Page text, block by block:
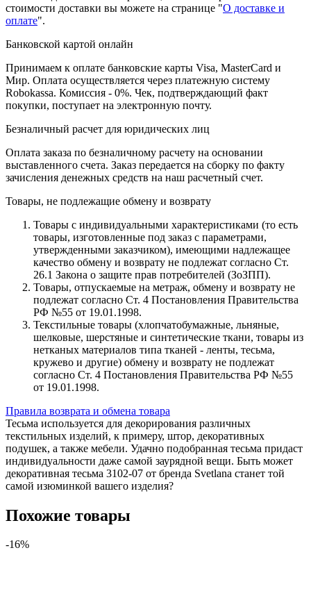
стоимости доставки вы можете на странице "О доставке и
оплате".
Банковской картой онлайн
Принимаем к оплате банковские карты Visa, MasterCard и
Мир. Оплата осуществляется через платежную систему
Robokassa. Комиссия - 0%. Чек, подтверждающий факт
покупки, поступает на электронную почту.
Безналичный расчет для юридических лиц
Оплата заказа по безналичному расчету на основании
выставленного счета. Заказ передается на сборку по факту
зачисления денежных средств на наш расчетный счет.
Товары, не подлежащие обмену и возврату
Товары с индивидуальными характеристиками (то есть
товары, изготовленные под заказ с параметрами,
утвержденными заказчиком), имеющими надлежащее
качество обмену и возврату не подлежат согласно Ст.
26.1 Закона о защите прав потребителей (ЗоЗПП).
Товары, отпускаемые на метраж, обмену и возврату не
подлежат согласно Ст. 4 Постановления Правительства
РФ №55 от 19.01.1998.
Текстильные товары (хлопчатобумажные, льняные,
шелковые, шерстяные и синтетические ткани, товары из
нетканых материалов типа тканей - ленты, тесьма,
кружево и другие) обмену и возврату не подлежат
согласно Ст. 4 Постановления Правительства РФ №55
от 19.01.1998.
Правила возврата и обмена товара
Тесьма используется для декорирования различных
текстильных изделий, к примеру, штор, декоративных
подушек, а также мебели. Удачно подобранная тесьма придаст
индивидуальности даже самой заурядной вещи. Быть может
декоративная тесьма 3102-07 от бренда Svetlana станет той
самой изюминкой вашего изделия?
Похожие товары
-16%